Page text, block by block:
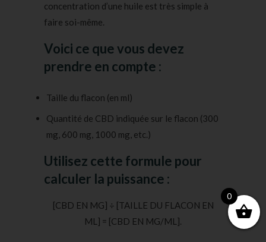
concentration d’une huile est très simple à
faire soi-même.
Voici ce que vous devez
prendre en compte :
Taille du flacon (en ml)
Quantité de CBD indiquée sur le flacon (300
mg, 600 mg, 1000 mg, etc.)
Utilisez cette formule pour
calculer la puissance :
[CBD EN MG] ÷ [TAILLE DU FLACON EN
ML] = [CBD EN MG/ML].
0